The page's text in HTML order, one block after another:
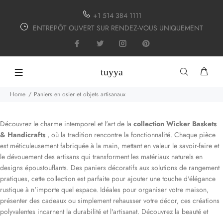
+1 514 384 1111
ENTREPÔT OUVERT SUR RENDEZ-VOUS UNIQUEMENT
tuyya
Home Paniers en osier et objets artisanaux
Découvrez le charme intemporel et l'art de la collection Wicker Baskets
& Handicrafts , où la tradition rencontre la fonctionnalité. Chaque pièce
est méticuleusement fabriquée à la main, mettant en valeur le savoir-faire et
le dévouement des artisans qui transforment les matériaux naturels en
designs époustouflants. Des paniers décoratifs aux solutions de rangement
pratiques, cette collection est parfaite pour ajouter une touche d'élégance
rustique à n'importe quel espace. Idéales pour organiser votre maison,
présenter des cadeaux ou simplement rehausser votre décor, ces créations
polyvalentes incarnent la durabilité et l'artisanat. Découvrez la beauté et